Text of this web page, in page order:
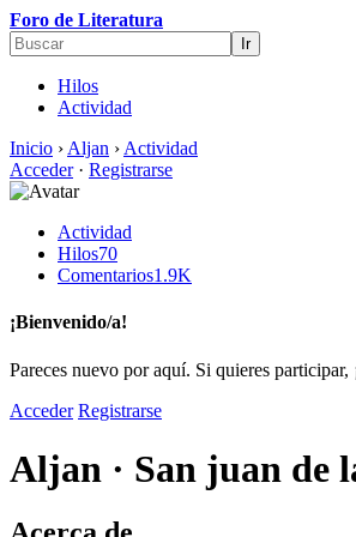
Foro de Literatura
Hilos
Actividad
Inicio › Aljan › Actividad
Acceder · Registrarse
Actividad
Hilos70
Comentarios1.9K
¡Bienvenido/a!
Pareces nuevo por aquí. Si quieres participar,
Acceder Registrarse
Aljan · San juan de